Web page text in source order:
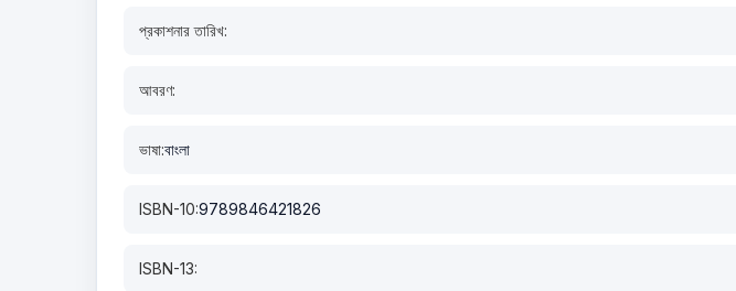
প্রকাশনার তারিখ:
আবরণ:
ভাষা:বাংলা
ISBN-10:9789846421826
ISBN-13: